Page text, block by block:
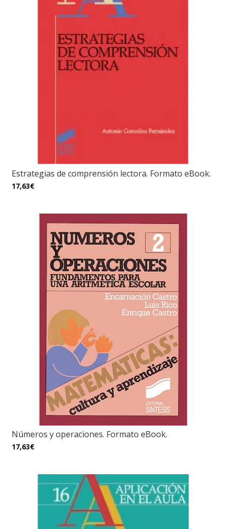
Estrategias de comprensión lectora. Formato eBook.
17,63€
Números y operaciones. Formato eBook.
17,63€